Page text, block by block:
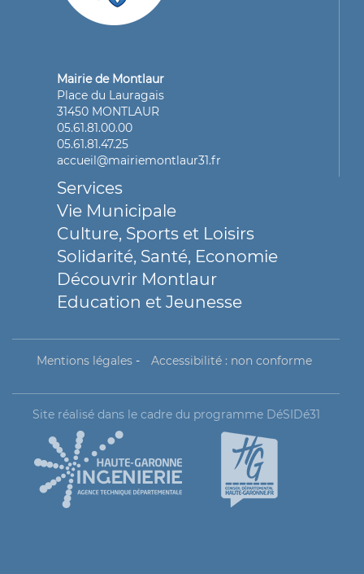
Mairie de Montlaur
Place du Lauragais
31450 MONTLAUR
05.61.81.00.00
05.61.81.47.25
accueil@mairiemontlaur31.fr
Services
Vie Municipale
Culture, Sports et Loisirs
Solidarité, Santé, Economie
Découvrir Montlaur
Education et Jeunesse
Mentions légales- Accessibilité : non conforme
Site réalisé dans le cadre du programme DéSIDé31